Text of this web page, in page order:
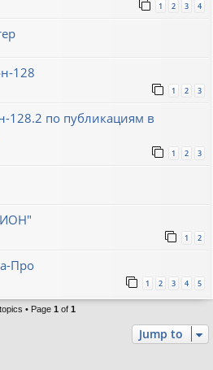
1 2 3 4
128
1 2 3
128.2 по публикациям в
1 2 3
1 2
Про
1 2 3 4 5
• Page 1 of 1
Jump to